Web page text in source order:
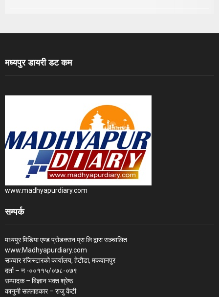
मध्यपुर डायरी डट कम
www.madhyapurdiary.com
सम्पर्क
मध्यपुर मिडिया एण्ड प्रोडक्सन प्रा.लि द्वारा सञ्चालित
www.Madhyapurdiary.com
सञ्चार रजिस्टारको कार्यालय, हेटौडा, मकवानपुर
दर्ता – न -००११५/०७८-०७९
सम्पादक – बिज्ञान भक्त श्रेष्ठ
कानुनी सल्लाहकार – राजु कैटी